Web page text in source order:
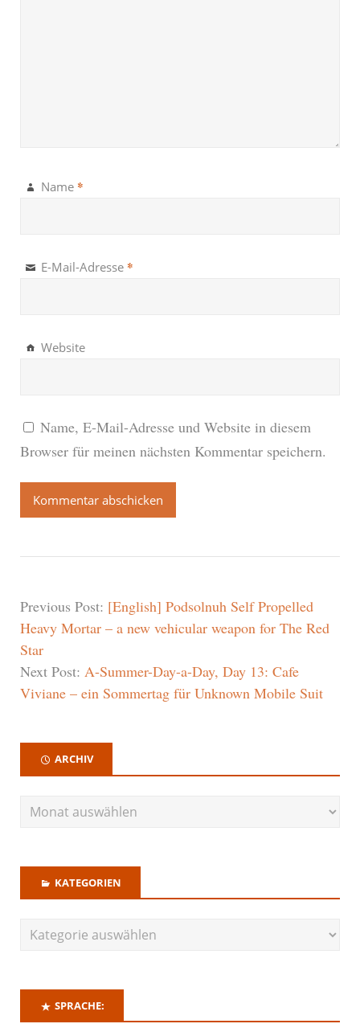
Name *
E-Mail-Adresse *
Website
Name, E-Mail-Adresse und Website in diesem
Browser für meinen nächsten Kommentar speichern.
Previous Post: [English] Podsolnuh Self Propelled
Heavy Mortar – a new vehicular weapon for The Red
Star
Next Post: A-Summer-Day-a-Day, Day 13: Cafe
Viviane – ein Sommertag für Unknown Mobile Suit
ARCHIV
KATEGORIEN
SPRACHE: